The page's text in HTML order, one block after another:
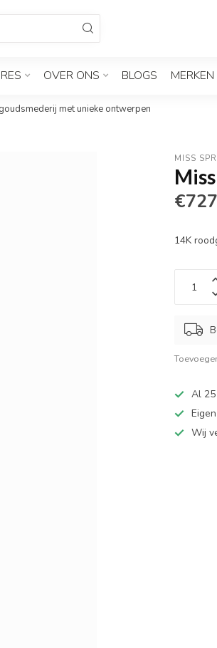
OVER ONS BLOGS MERKEN
met unieke ontwerpen
MISS
14K
Al
Wij